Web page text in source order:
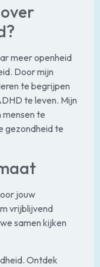
meer openheid
Door mijn
te begrijpen
te leven. Mijn
mensen te
gezondheid te
jouw
vrijblijvend
samen kijken
Ontdek